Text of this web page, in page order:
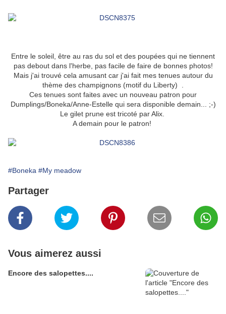
Entre le soleil, être au ras du sol et des poupées qui ne tiennent
pas debout dans l'herbe, pas facile de faire de bonnes photos!
Mais j'ai trouvé cela amusant car j'ai fait mes tenues autour du
thème des champignons (motif du Liberty) .
Ces tenues sont faites avec un nouveau patron pour
Dumplings/Boneka/Anne-Estelle qui sera disponible demain... ;-)
Le gilet prune est tricoté par Alix.
A demain pour le patron!
#Boneka #My meadow
Partager
Vous aimerez aussi
Encore des salopettes....